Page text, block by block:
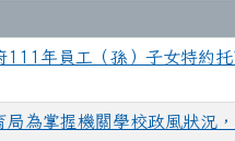
111年員工（孫）子女特約
局為掌握機關學校政風狀況